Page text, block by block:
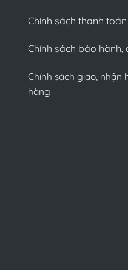
Chính sách thanh toán
Chính sách bảo hành,
Chính sách giao, nhận
hàng